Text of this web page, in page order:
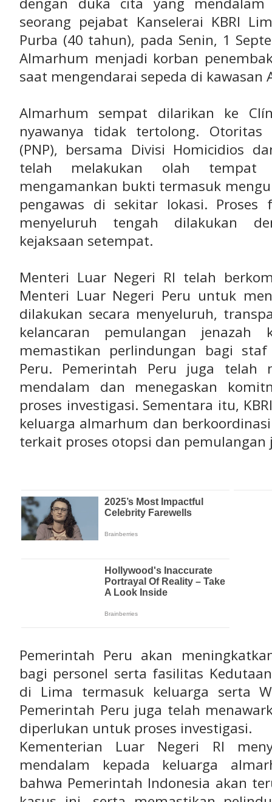
seorang pejabat Kanselerai KBRI
Purba (40 tahun), pada Senin, 1
Almarhum menjadi korban
saat mengendarai sepeda di kawasan
Almarhum sempat dilarikan ke
nyawanya tidak tertolong. Otoritas
(PNP), bersama Divisi Homicidios
telah melakukan olah tempat
mengamankan bukti termasuk
pengawas di sekitar lokasi. Proses
menyeluruh tengah dilakukan
kejaksaan setempat.
Menteri Luar Negeri RI telah
Menteri Luar Negeri Peru untuk
dilakukan secara menyeluruh,
kelancaran pemulangan
memastikan perlindungan bagi
Peru. Pemerintah Peru juga telah
mendalam dan menegaskan
proses investigasi. Sementara itu,
keluarga almarhum dan
terkait proses otopsi dan pemulangan
Pemerintah Peru akan
bagi personel serta fasilitas
di Lima termasuk keluarga serta
Pemerintah Peru juga telah
diperlukan untuk proses investigasi.
Kementerian Luar Negeri RI
mendalam kepada keluarga
bahwa Pemerintah Indonesia akan